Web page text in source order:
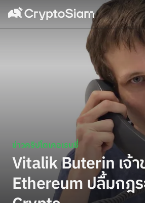
ข่าวคริปโตเคอเรนซี่
Vitalik Buterin เจ้
Ethereum ปลื้มกฎร